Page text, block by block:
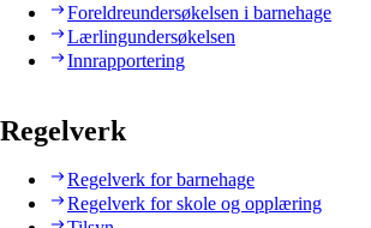
Foreldreundersøkelsen i barnehage
Lærlingundersøkelsen
Innrapportering
Regelverk
Regelverk for barnehage
Regelverk for skole og opplæring